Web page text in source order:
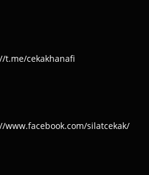
t.me/cekakhanafi
www.facebook.com/silatcekak/